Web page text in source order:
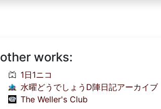
other works:
1日1ニコ
水曜どうでしょうD陣日記アーカイブ
The Weller's Club